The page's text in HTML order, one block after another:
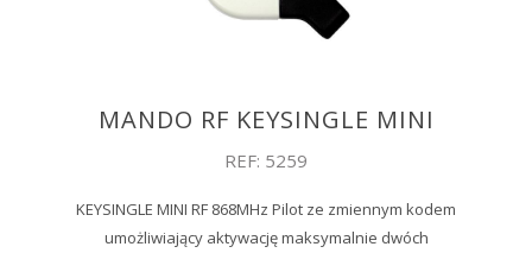
MANDO RF KEYSINGLE MINI
REF: 5259
KEYSINGLE MINI RF 868MHz Pilot ze zmiennym kodem
umożliwiający aktywację maksymalnie dwóch